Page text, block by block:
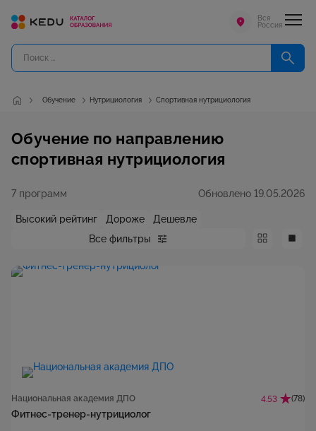
Вся
Россия
Обучение Нутрициология Спортивная нутрициология
Обучение по направлению
спортивная нутрициология
7 программ Обновлено 19.05.2026
Все фильтры
Высокий рейтинг Дороже Дешевле
Национальная академия ДПО 4.53 (78)
Фитнес-тренер-нутрициолог